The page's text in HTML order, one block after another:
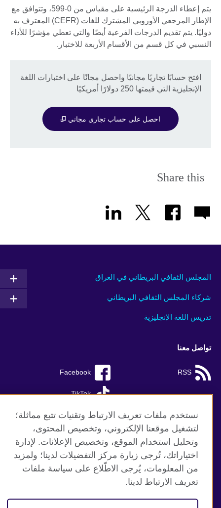
يتم إعطاء الدرجة الرئيسية على مقياس من 0-599، وتتوافق مع
الإطار المرجعي الأوروبي المشترك للغات (CEFR) المعترف به
دوليًا. يتم تقديم الدرجات الفرعية أيضًا والتي تعطي مؤشرًا للأداء
النسبي في كل قسم من الأقسام الأربعة للاختبار.
افتح حسابًا تجاريًا مجانيًا واحصل مجانًا على اختبارات اللغة
الإنجليزية التي قيمتها 250 دولارًا أمريكيًا
احصل على حساب تجاري مجاني
Share this
المجلس الثقافي البريطاني في العراق
شركاء المجلس الثقافي البريطاني
تدريس اللغة الإنجليزية
تواصل معنا
Facebook RSS
TikTok
موقع المجلس الثقافي البريطاني العالمي
الخصوصية وشروط الاستخدام
ملفات تعريف الإرتباط
خريطة الموقع
نستخدم ملفات تعريف الارتباط وتقنيات تتبع مماثلة؛
لتشغيل موقعنا الإلكتروني، وتخصيص المحتوى،
وتحليل استخدام الموقع، وتخصيص الإعلانات. لإدارة
اختياراتك، تُرجى زيارة مركز التفضيلات لدينا؛ ولمزيد
من المعلومات، يُرجى الاطّلاع على سياسة ملفات
تعريف الارتباط لدينا.